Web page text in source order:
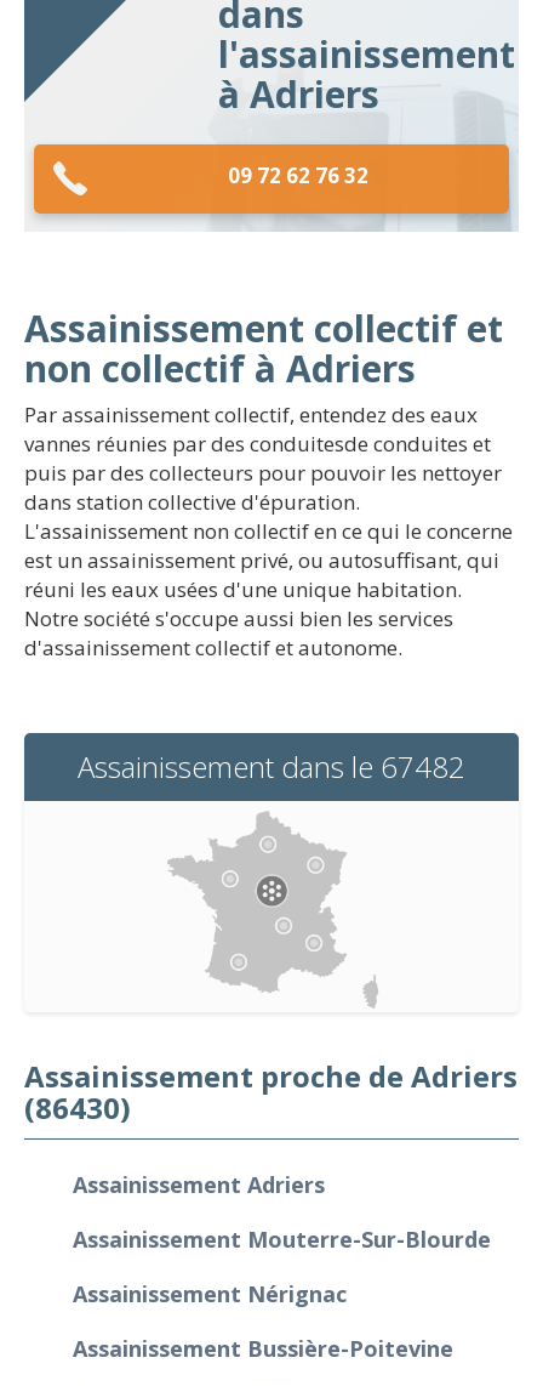
dans
l'assainissement
à Adriers
09 72 62 76 32
Assainissement collectif et
non collectif à Adriers
Par assainissement collectif, entendez des eaux
vannes réunies par des conduitesde conduites et
puis par des collecteurs pour pouvoir les nettoyer
dans station collective d'épuration.
L'assainissement non collectif en ce qui le concerne
est un assainissement privé, ou autosuffisant, qui
réuni les eaux usées d'une unique habitation.
Notre société s'occupe aussi bien les services
d'assainissement collectif et autonome.
Assainissement dans le 67482
Assainissement proche de Adriers
(86430)
Assainissement Adriers
Assainissement Mouterre-Sur-Blourde
Assainissement Nérignac
Assainissement Bussière-Poitevine